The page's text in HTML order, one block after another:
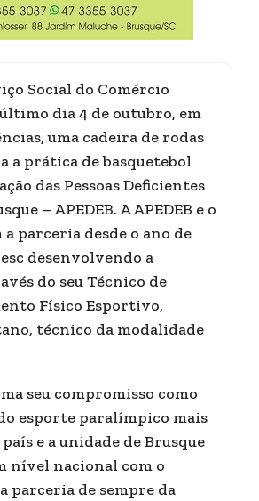
Social do Comércio
dia 4 de outubro, em
uma cadeira de rodas
a prática de basquetebol
das Pessoas Deficientes
– APEDEB. A APEDEB e o
a parceria desde o ano de
desenvolvendo a
do seu Técnico de
Físico Esportivo,
técnico da modalidade
seu compromisso como
esporte paralímpico mais
e a unidade de Brusque
nível nacional com o
parceria de sempre da